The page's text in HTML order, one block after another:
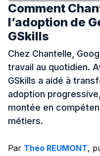
Comment
l’adoption de
GSkills
Chez Chantelle,
travail au quotidien.
GSkills a aidé à
adoption
montée en
métiers.
Par Théo REUMONT,